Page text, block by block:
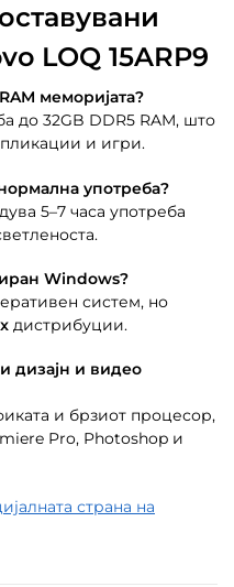
LOQ 15ARP9
меморијата?
до 32GB DDR5 RAM, што
и игри.
употреба?
5–7 часа употреба
Windows?
систем, но
дистрибуции.
дизајн и видео
и брзиот процесор,
Pro, Photoshop и
страна на